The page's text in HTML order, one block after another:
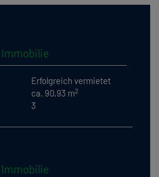
Erfolgreich vermietet
ca. 90,93 m2
3